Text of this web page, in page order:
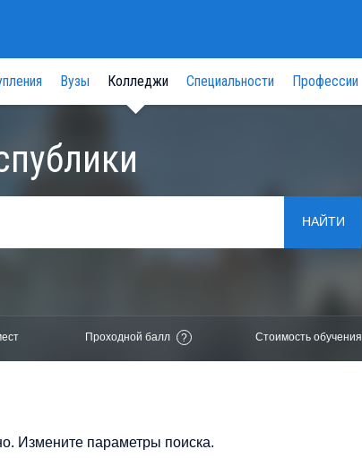
Вузы Колледжи Специальности Профессии
НАЙТИ
Проходной балл ? Стоимость обучения
Измените параметры поиска.